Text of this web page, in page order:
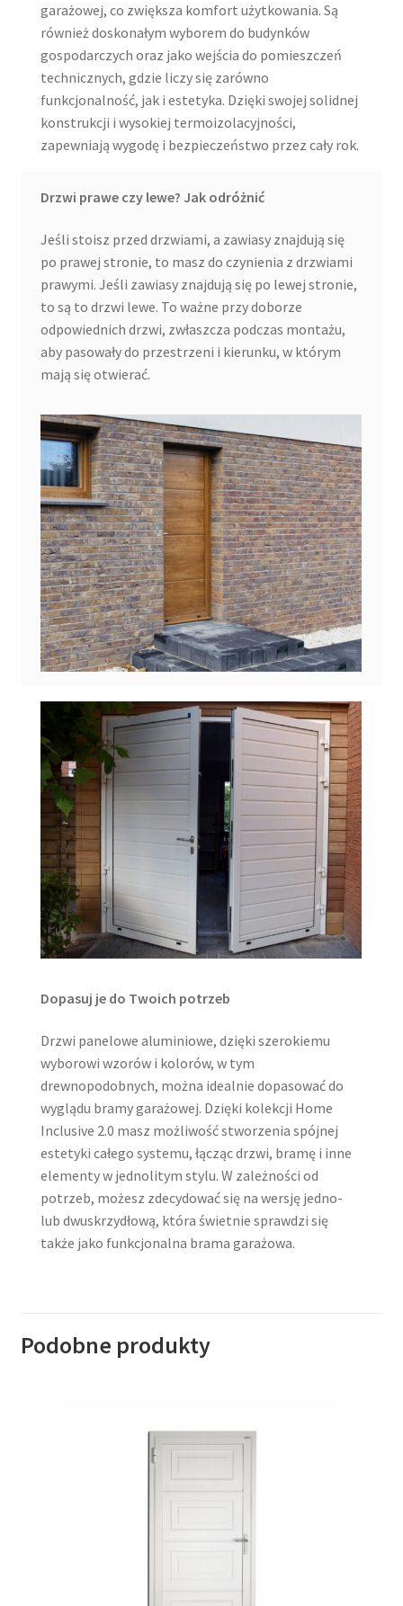
garażowej, co zwiększa komfort użytkowania. Są
również doskonałym wyborem do budynków
gospodarczych oraz jako wejścia do pomieszczeń
technicznych, gdzie liczy się zarówno
funkcjonalność, jak i estetyka. Dzięki swojej solidnej
konstrukcji i wysokiej termoizolacyjności,
zapewniają wygodę i bezpieczeństwo przez cały rok.
Drzwi prawe czy lewe? Jak odróżnić
Jeśli stoisz przed drzwiami, a zawiasy znajdują się
po prawej stronie, to masz do czynienia z drzwiami
prawymi. Jeśli zawiasy znajdują się po lewej stronie,
to są to drzwi lewe. To ważne przy doborze
odpowiednich drzwi, zwłaszcza podczas montażu,
aby pasowały do przestrzeni i kierunku, w którym
mają się otwierać.
Dopasuj je do Twoich potrzeb
Drzwi panelowe aluminiowe, dzięki szerokiemu
wyborowi wzorów i kolorów, w tym
drewnopodobnych, można idealnie dopasować do
wyglądu bramy garażowej. Dzięki kolekcji Home
Inclusive 2.0 masz możliwość stworzenia spójnej
estetyki całego systemu, łącząc drzwi, bramę i inne
elementy w jednolitym stylu. W zależności od
potrzeb, możesz zdecydować się na wersję jedno-
lub dwuskrzydłową, która świetnie sprawdzi się
także jako funkcjonalna brama garażowa.
Podobne produkty